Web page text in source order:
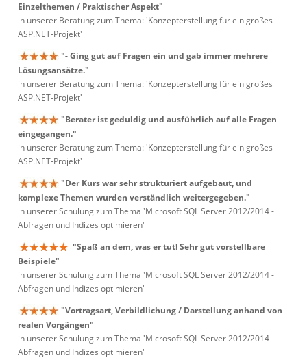
Einzelthemen / Praktischer Aspekt"
in unserer Beratung zum Thema: 'Konzepterstellung für ein großes
ASP.NET-Projekt'
"- Ging gut auf Fragen ein und gab immer mehrere
Lösungsansätze."
in unserer Beratung zum Thema: 'Konzepterstellung für ein großes
ASP.NET-Projekt'
"Berater ist geduldig und ausführlich auf alle Fragen
eingegangen."
in unserer Beratung zum Thema: 'Konzepterstellung für ein großes
ASP.NET-Projekt'
"Der Kurs war sehr strukturiert aufgebaut, und
komplexe Themen wurden verständlich weitergegeben."
in unserer Schulung zum Thema 'Microsoft SQL Server 2012/2014 -
Abfragen und Indizes optimieren'
"Spaß an dem, was er tut! Sehr gut vorstellbare
Beispiele"
in unserer Schulung zum Thema 'Microsoft SQL Server 2012/2014 -
Abfragen und Indizes optimieren'
"Vortragsart, Verbildlichung / Darstellung anhand von
realen Vorgängen"
in unserer Schulung zum Thema 'Microsoft SQL Server 2012/2014 -
Abfragen und Indizes optimieren'